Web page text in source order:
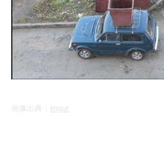
画像出典： imgur